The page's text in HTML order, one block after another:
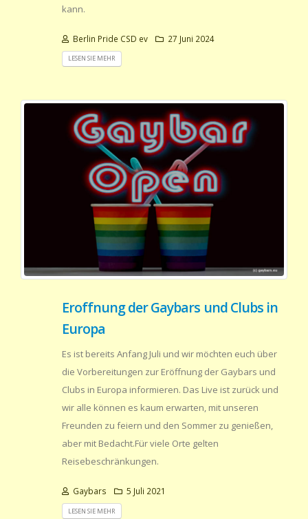
kann.
Berlin Pride CSD ev 27 Juni 2024
LESEN SIE MEHR
Eroffnung der Gaybars und Clubs in
Europa
Es ist bereits Anfang Juli und wir möchten euch über
die Vorbereitungen zur Eröffnung der Gaybars und
Clubs in Europa informieren. Das Live ist zurück und
wir alle können es kaum erwarten, mit unseren
Freunden zu feiern und den Sommer zu genießen,
aber mit Bedacht.Für viele Orte gelten
Reisebeschränkungen.
Gaybars 5 Juli 2021
LESEN SIE MEHR